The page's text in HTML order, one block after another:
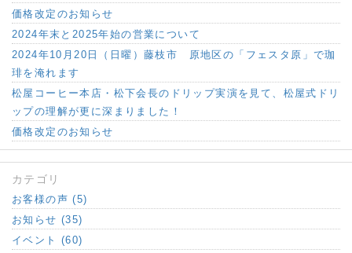
価格改定のお知らせ
2024年末と2025年始の営業について
2024年10月20日（日曜）藤枝市 原地区の「フェスタ原」で珈
琲を淹れます
松屋コーヒー本店・松下会長のドリップ実演を見て、松屋式ドリ
ップの理解が更に深まりました！
価格改定のお知らせ
カテゴリ
お客様の声 (5)
お知らせ (35)
イベント (60)